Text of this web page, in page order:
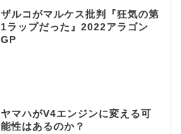
ザルコがマルケス批判『狂気の第
1ラップだった』2022アラゴン
GP
ヤマハがV4エンジンに変える可
能性はあるのか？